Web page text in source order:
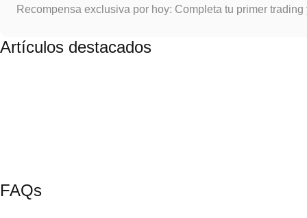
Recompensa exclusiva por hoy: Completa tu primer
Artículos destacados
FAQs